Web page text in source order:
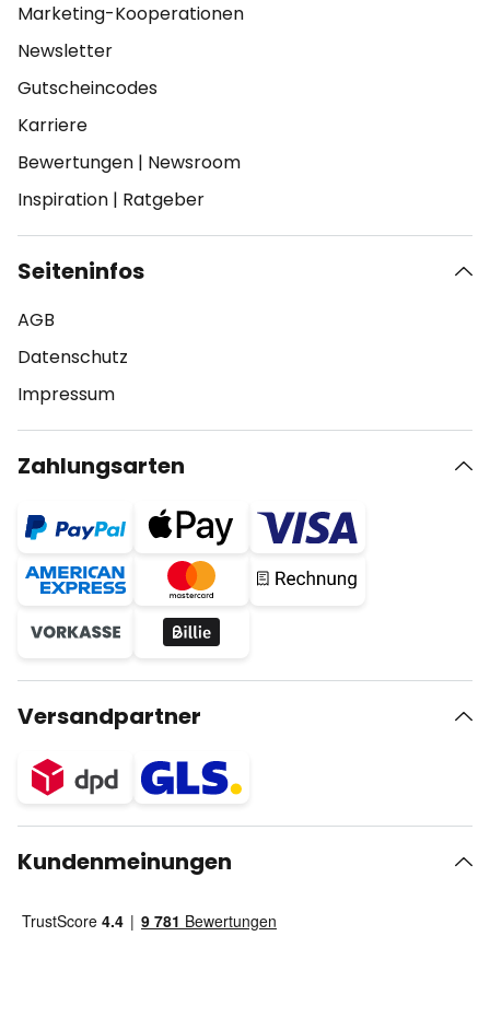
Marketing-Kooperationen
Newsletter
Gutscheincodes
Karriere
Bewertungen | Newsroom
Inspiration | Ratgeber
Seiteninfos
AGB
Datenschutz
Impressum
Zahlungsarten
Versandpartner
Kundenmeinungen